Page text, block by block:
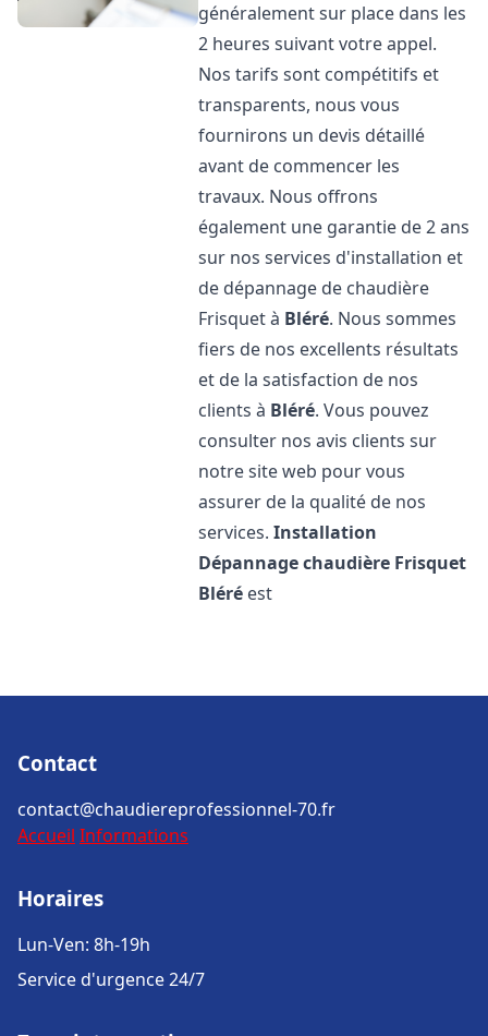
généralement sur place dans les
2 heures suivant votre appel.
Nos tarifs sont compétitifs et
transparents, nous vous
fournirons un devis détaillé
avant de commencer les
travaux. Nous offrons
également une garantie de 2 ans
sur nos services d'installation et
de dépannage de chaudière
Frisquet à Bléré. Nous sommes
fiers de nos excellents résultats
et de la satisfaction de nos
clients à Bléré. Vous pouvez
consulter nos avis clients sur
notre site web pour vous
assurer de la qualité de nos
services.Installation
Dépannage chaudière Frisquet
Bléré est
Contact
contact@chaudiereprofessionnel-70.fr
Accueil Informations
Horaires
Lun-Ven: 8h-19h
Service d'urgence 24/7